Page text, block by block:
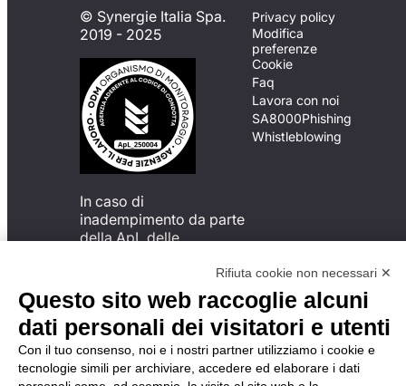
© Synergie Italia Spa.
2019 - 2025
In caso di
inadempimento da parte
della ApL delle
del Codice di Condotta, è
possibile presentare un
reclamo
all’Organismo di
Monitoraggio utilizzando
una delle modalità
descritte al seguente
Privacy policy
Modifica
preferenze
Cookie
Faq
Lavora con noi
SA8000Phishing
Whistleblowing
Rifiuta cookie non necessari ✕
Questo sito web raccoglie alcuni
dati personali dei visitatori e utenti
Con il tuo consenso, noi e i nostri partner utilizziamo i cookie e
tecnologie simili per archiviare, accedere ed elaborare i dati